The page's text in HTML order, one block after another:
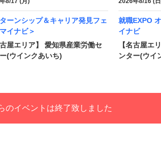
ーンシップ＆キャリア発見フェ
イナビ＞
古屋エリア】 愛知県産業労働セ
(ウインクあいち)
就職EXPO
イナビ
【名古屋エ
ンター(ウイ
のイベントは終了致しました